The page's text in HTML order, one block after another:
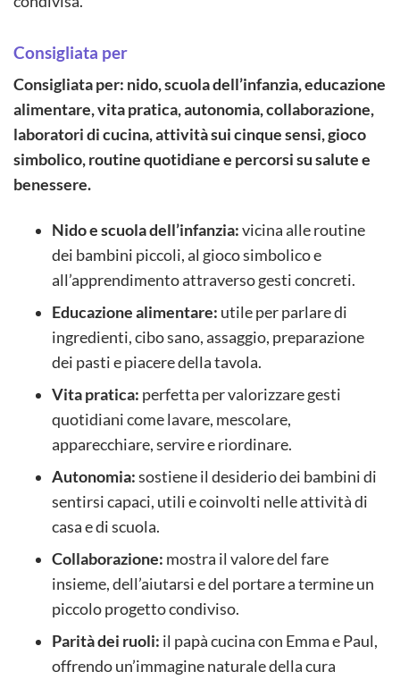
Consigliata per
Consigliata per: nido, scuola dell’infanzia, educazione
alimentare, vita pratica, autonomia, collaborazione,
laboratori di cucina, attività sui cinque sensi, gioco
simbolico, routine quotidiane e percorsi su salute e
benessere.
Nido e scuola dell’infanzia:vicina alle routine
dei bambini piccoli, al gioco simbolico e
all’apprendimento attraverso gesti concreti.
Educazione alimentare: utile per parlare di
ingredienti, cibo sano, assaggio, preparazione
dei pasti e piacere della tavola.
Vita pratica: perfetta per valorizzare gesti
quotidiani come lavare, mescolare,
apparecchiare, servire e riordinare.
Autonomia:sostiene il desiderio dei bambini di
sentirsi capaci, utili e coinvolti nelle attività di
casa e di scuola.
Collaborazione: mostra il valore del fare
insieme, dell’aiutarsi e del portare a termine un
piccolo progetto condiviso.
Parità dei ruoli: il papà cucina con Emma e Paul,
offrendo un’immagine naturale della cura